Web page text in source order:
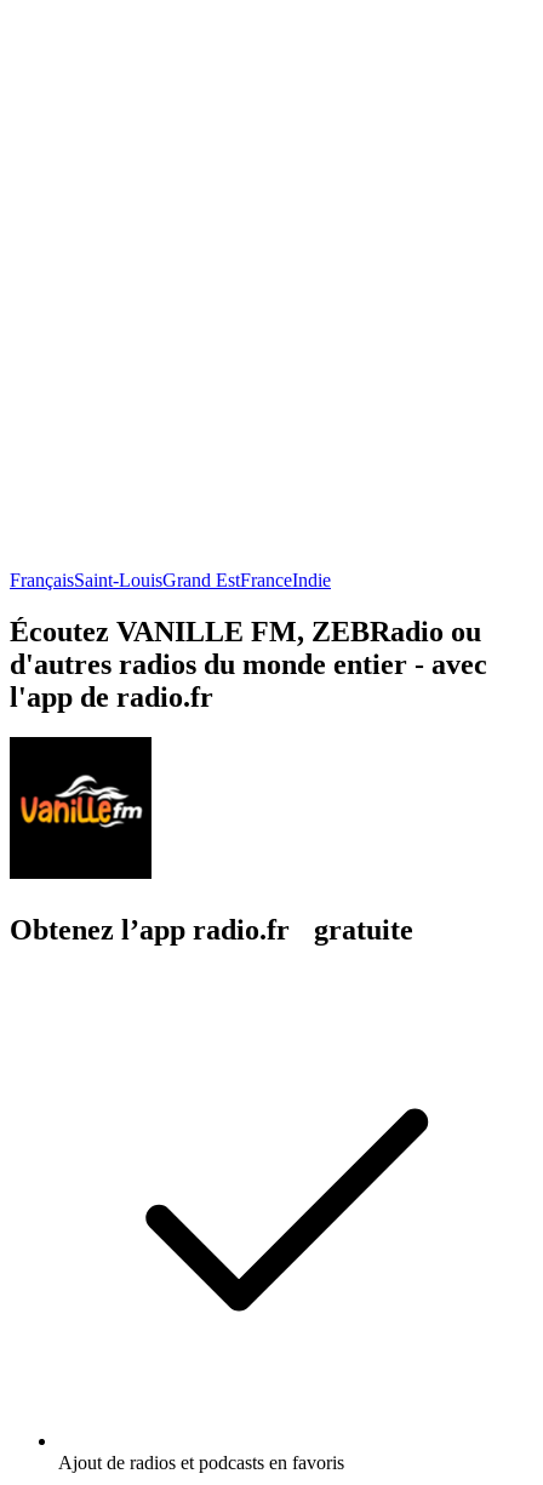
FrançaisSaint-LouisGrand EstFranceIndie
Écoutez VANILLE FM, ZEBRadio ou
d'autres radios du monde entier - avec
l'app de radio.fr
Obtenez l’app radio.fr gratuite
Ajout de radios et podcasts en favoris